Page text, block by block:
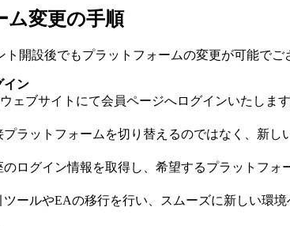
ム変更の手順
ト開設後でもプラットフォームの変更が可能でご
イン
ェブサイトにて会員ページへログインいたします
プラットフォームを切り替えるのではなく、新
ログイン情報を取得し、希望するプラットフォ
ールやEAの移行を行い、スムーズに新しい環境